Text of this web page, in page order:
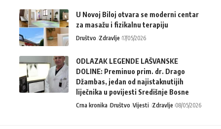
U Novoj Biloj otvara se moderni centar
za masažu i fizikalnu terapiju
Društvo Zdravlje 17/05/2026
ODLAZAK LEGENDE LAŠVANSKE
DOLINE: Preminuo prim. dr. Drago
Džambas, jedan od najistaknutijih
liječnika u povijesti Središnje Bosne
Crna kronika Društvo Vijesti Zdravlje 08/05/2026